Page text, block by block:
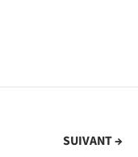
SUIVANT →